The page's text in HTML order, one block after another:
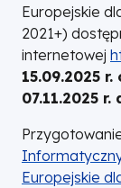
Europejskie
2021+)
internetowej
15.09.2025
07.11.2025
Europejskie